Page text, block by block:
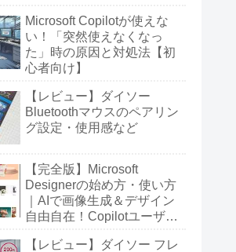
Microsoft Copilotが使えな
い！「突然使えなくなっ
た」時の原因と対処法【初
心者向け】
【レビュー】ダイソー
Bluetoothマウスのペアリン
グ設定・使用感など
【完全版】Microsoft
Designerの始め方・使い方
｜AIで画像生成＆デザイン
自由自在！Copilotユーザー
【レビュー】ダイソー フレ